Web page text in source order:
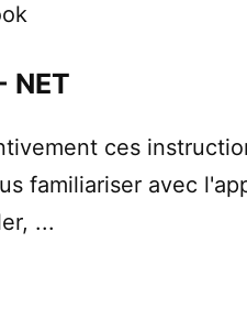
NET
ces
familiariser avec
...